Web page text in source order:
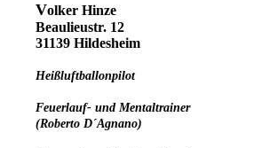
Volker Hinze
Beaulieustr. 12
31139 Hildesheim
Heißluftballonpilot
Feuerlauf- und Mentaltrainer
(Roberto D´Agnano)